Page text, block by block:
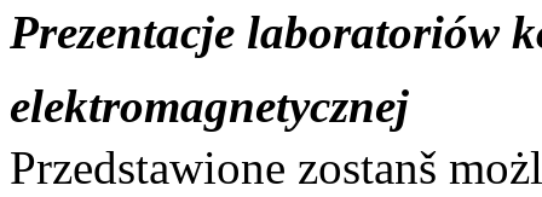
Prezentacje laboratoriów
elektromagnetycznej
Przedstawione zostanš